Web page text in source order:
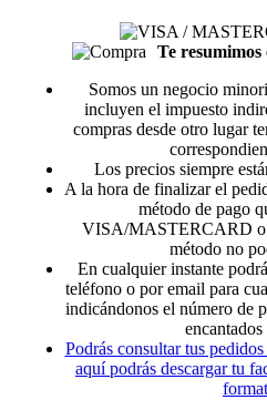
Te resumimos
Somos un negocio
incluyen el impuesto
compras desde otro lugar
Los precios siempre
A la hora de finalizar el
método de pago
VISA/MASTERCARD o
método no
En cualquier instante
teléfono o por email para
indicándonos el número de
Podrás consultar tus
aquí podrás descargar tu